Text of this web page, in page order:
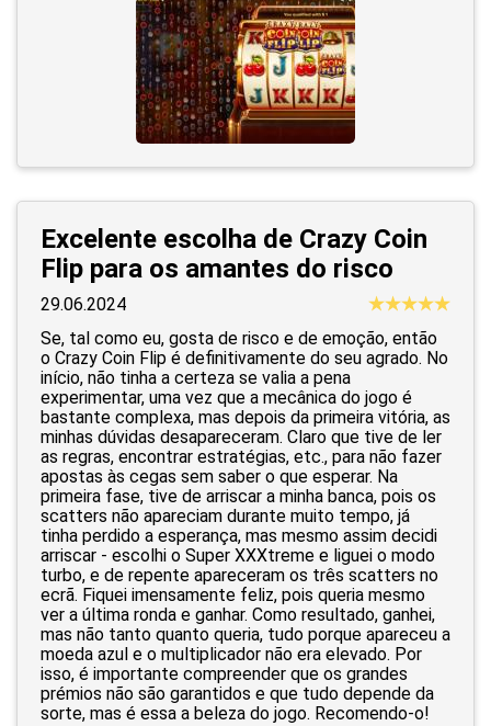
Excelente escolha de Crazy Coin
Flip para os amantes do risco
29.06.2024
Se, tal como eu, gosta de risco e de emoção, então
o Crazy Coin Flip é definitivamente do seu agrado. No
início, não tinha a certeza se valia a pena
experimentar, uma vez que a mecânica do jogo é
bastante complexa, mas depois da primeira vitória, as
minhas dúvidas desapareceram. Claro que tive de ler
as regras, encontrar estratégias, etc., para não fazer
apostas às cegas sem saber o que esperar. Na
primeira fase, tive de arriscar a minha banca, pois os
scatters não apareciam durante muito tempo, já
tinha perdido a esperança, mas mesmo assim decidi
arriscar - escolhi o Super XXXtreme e liguei o modo
turbo, e de repente apareceram os três scatters no
ecrã. Fiquei imensamente feliz, pois queria mesmo
ver a última ronda e ganhar. Como resultado, ganhei,
mas não tanto quanto queria, tudo porque apareceu a
moeda azul e o multiplicador não era elevado. Por
isso, é importante compreender que os grandes
prémios não são garantidos e que tudo depende da
sorte, mas é essa a beleza do jogo. Recomendo-o!